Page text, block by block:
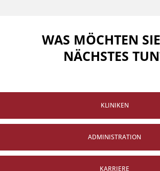
WAS MÖCHTEN
NÄCHSTES
KLINIKEN
ADMINISTRATION
KARRIERE